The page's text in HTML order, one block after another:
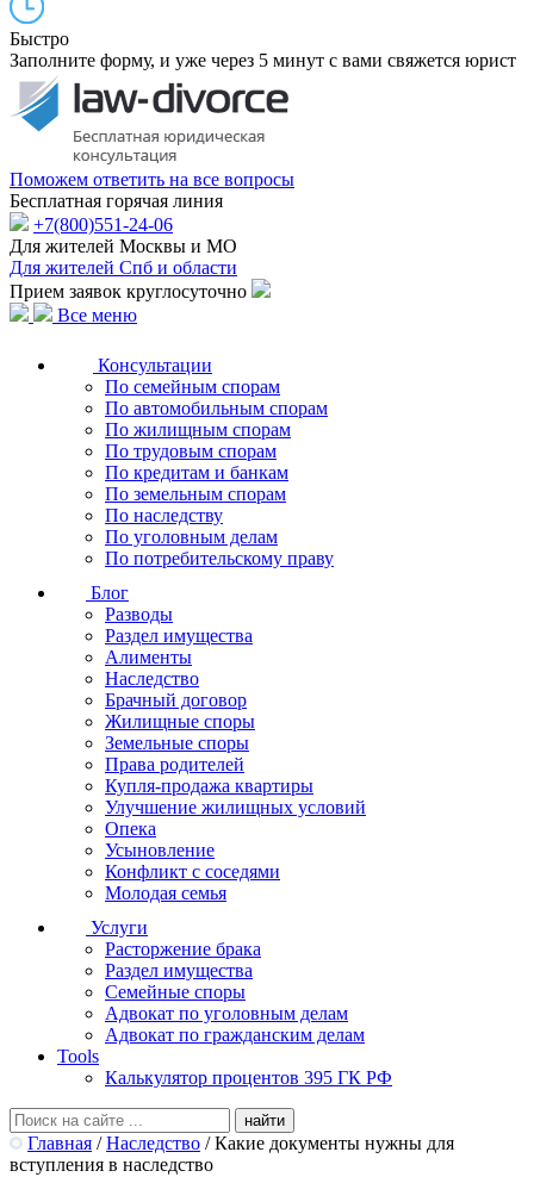
Быстро
Заполните форму, и уже через 5 минут с вами свяжется юрист
Поможем ответить на все вопросы
Бесплатная горячая линия
+7(800)551-24-06
Для жителей Москвы и МО
Для жителей Спб и области
Прием заявок круглосуточно
Все меню
Консультации
По семейным спорам
По автомобильным спорам
По жилищным спорам
По трудовым спорам
По кредитам и банкам
По земельным спорам
По наследству
По уголовным делам
По потребительскому праву
Блог
Разводы
Раздел имущества
Алименты
Наследство
Брачный договор
Жилищные споры
Земельные споры
Права родителей
Купля-продажа квартиры
Улучшение жилищных условий
Опека
Усыновление
Конфликт с соседями
Молодая семья
Услуги
Расторжение брака
Раздел имущества
Семейные споры
Адвокат по уголовным делам
Адвокат по гражданским делам
Tools
Калькулятор процентов 395 ГК РФ
Главная / Наследство / Какие документы нужны для
вступления в наследство